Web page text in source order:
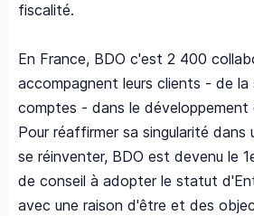
fiscalité.
En France, BDO c'est 2 400
accompagnent leurs clients - de
comptes - dans le développement
Pour réaffirmer sa singularité dans
se réinventer, BDO est devenu le
de conseil à adopter le statut
avec une raison d'être et des